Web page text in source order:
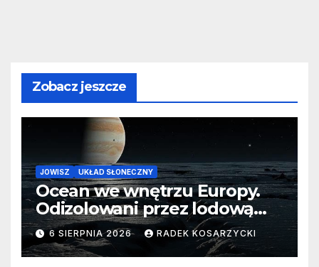
Zobacz jeszcze
JOWISZ UKŁAD SŁONECZNY
Ocean we wnętrzu Europy.
Odizolowani przez lodową
barierę
6 SIERPNIA 2026 RADEK KOSARZYCKI